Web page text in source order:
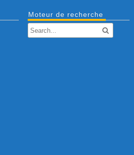
Moteur de recherche